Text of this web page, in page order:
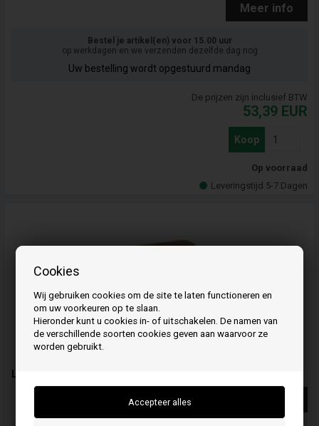
Cookies
Wij gebruiken cookies om de site te laten functioneren en
om uw voorkeuren op te slaan.
Hieronder kunt u cookies in- of uitschakelen. De namen van
de verschillende soorten cookies geven aan waarvoor ze
worden gebruikt.
Meer info
Bestel je artikel(en) voor 15.00 uur
op werkdagen en we verzenden dezelfde dag nog
Uw bestelling wordt opgestuurd mandag
De prijzen zijn inclusief BTW
53,39 EUR
Koop
Op voorraad
Leveringstijd 5-7 Dagen